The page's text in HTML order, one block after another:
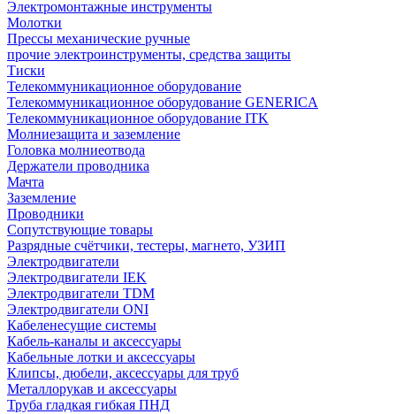
Электромонтажные инструменты
Молотки
Прессы механические ручные
прочие электроинструменты, средства защиты
Тиски
Телекоммуникационное оборудование
Телекоммуникационное оборудование GENERICA
Телекоммуникационное оборудование ITK
Молниезащита и заземление
Головка молниеотвода
Держатели проводника
Мачта
Заземление
Проводники
Сопутствующие товары
Разрядные счётчики, тестеры, магнето, УЗИП
Электродвигатели
Электродвигатели IEK
Электродвигатели TDM
Электродвигатели ONI
Кабеленесущие системы
Кабель-каналы и аксессуары
Кабельные лотки и аксессуары
Клипсы, дюбели, аксессуары для труб
Металлорукав и аксессуары
Труба гладкая гибкая ПНД